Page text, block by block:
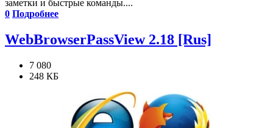
заметки и быстрые команды....
0 Подробнее
WebBrowserPassView 2.18 [Rus]
7 080
248 КБ